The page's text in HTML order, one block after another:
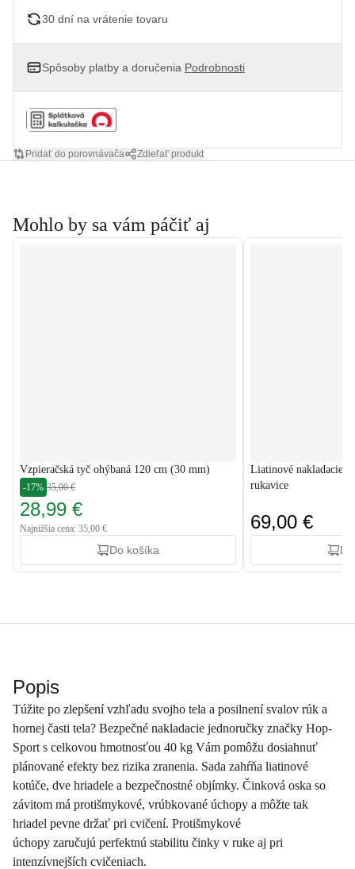
30 dní na vrátenie tovaru
Spôsoby platby a doručenia Podrobnosti
Pridať do porovnávača Zdieľať produkt
Mohlo by sa vám páčiť aj
Vzpieračská tyč ohýbaná 120 cm (30 mm)
-17% 35,00 €
28,99 €
Najnižšia cena: 35,00 €
Do košíka
Liatinové nakladacie
rukavice
69,00 €
Popis
Túžite po zlepšení vzhľadu svojho tela a posilnení svalov rúk a
hornej časti tela? Bezpečné nakladacie jednoručky značky Hop-
Sport s celkovou hmotnosťou 40 kg Vám pomôžu dosiahnuť
plánované efekty bez rizika zranenia. Sada zahŕňa liatinové
kotúče, dve hriadele a bezpečnostné objímky. Činková oska so
závitom má protišmykové, vrúbkované úchopy a môžte tak
hriadel pevne držať pri cvičení. Protišmykové
úchopy zaručujú perfektnú stabilitu činky v ruke aj pri
intenzívnejších cvičeniach.